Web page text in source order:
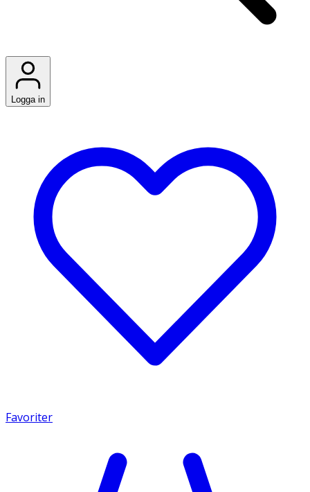
Logga in
Favoriter